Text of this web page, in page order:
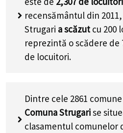
recensământul din
Strugari a scăzut cu 200
reprezintă o scădere de
de locuitori.
Dintre cele 2861
Comuna Strugarise
clasamentul comunelor